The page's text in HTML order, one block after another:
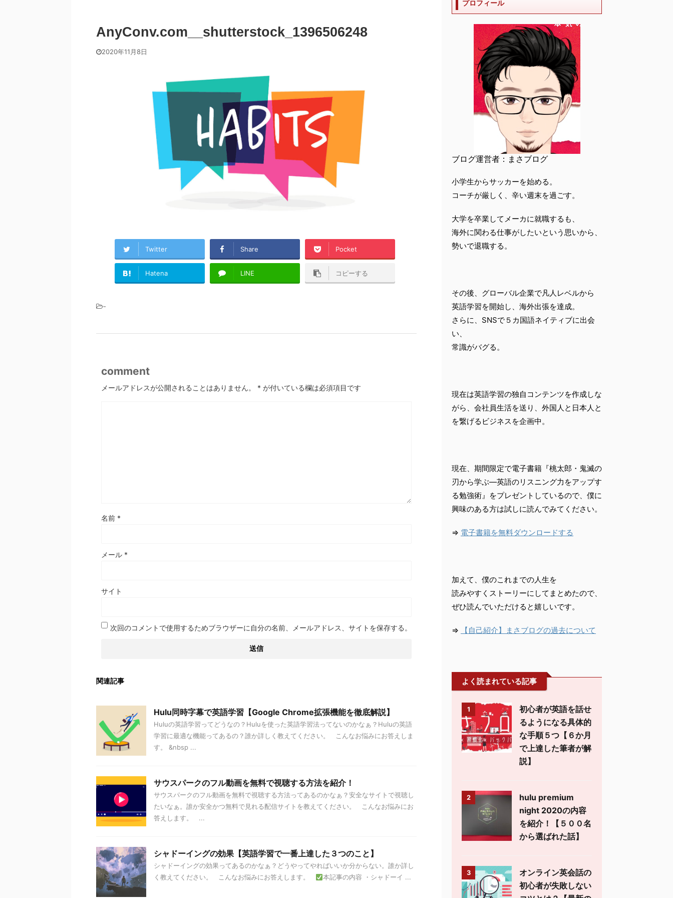
AnyConv.com__shutterstock_1396506248
2020年11月8日
Twitter Share Pocket
Hatena LINE コピーする
-
comment
メールアドレスが公開されることはありません。 * が付いている欄は必須項目です
名前 *
メール *
サイト
次回のコメントで使用するためブラウザーに自分の名前、メールアドレス、サイトを保存する。
関連記事
Hulu同時字幕で英語学習【Google Chrome拡張機能を徹底解説】
Huluの英語学習ってどうなの？Huluを使った英語学習法ってないのかなぁ？Huluの英語
学習に最適な機能ってあるの？誰か詳しく教えてください。 こんなお悩みにお答えしま
す。 &nbsp ...
サウスパークのフル動画を無料で視聴する方法を紹介！
サウスパークのフル動画を無料で視聴する方法ってあるのかなぁ？安全なサイトで視聴し
たいなぁ。誰か安全かつ無料で見れる配信サイトを教えてください。 こんなお悩みにお
答えします。 ...
シャドーイングの効果【英語学習で一番上達した３つのこと】
シャドーイングの効果ってあるのかなぁ？どうやってやればいいか分からない。誰か詳し
く教えてください。 こんなお悩みにお答えします。
本記事の内容 ・シャドーイ ...
プロフィール
ブログ運営者：まさブログ
小学生からサッカーを始める。
コーチが厳しく、辛い週末を過ごす。
大学を卒業してメーカに就職するも、
海外に関わる仕事がしたいという思いから、
勢いで退職する。
その後、グローバル企業で凡人レベルから
英語学習を開始し、海外出張を達成。
さらに、SNSで５カ国語ネイティブに出会
い、
常識がバグる。
現在は英語学習の独自コンテンツを作成しな
がら、会社員生活を送り、外国人と日本人と
を繋げるビジネスを企画中。
現在、期間限定で電子書籍『桃太郎・鬼滅の
刃から学ぶ―英語のリスニング力をアップす
る勉強術』をプレゼントしているので、僕に
興味のある方は試しに読んでみてください。
⇒ 電子書籍を無料ダウンロードする
加えて、僕のこれまでの人生を
読みやすくストーリーにしてまとめたので、
ぜひ読んでいただけると嬉しいです。
⇒ 【自己紹介】まさブログの過去について
よく読まれている記事
1
初心者が英語を話せ
るようになる具体的
な手順５つ【６か月
で上達した筆者が解
説】
2
hulu premium
night 2020の内容
を紹介！【５００名
から選ばれた話】
3
オンライン英会話の
初心者が失敗しない